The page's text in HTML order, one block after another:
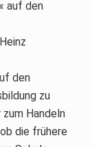
auf den
den
zu
Handeln
die frühere